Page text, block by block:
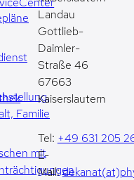
Familie
mit
Landau
Gottlieb-
Daimler-
Straße 46
67663
Kaiserslautern
Tel: +49 631 205
E-
Mail: